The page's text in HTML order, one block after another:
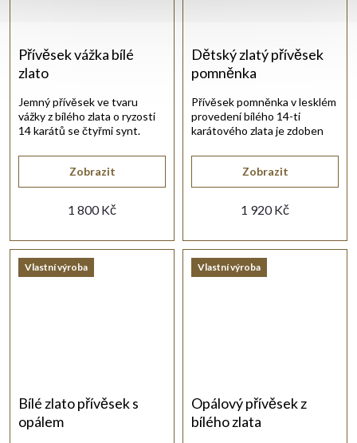
Přívěsek vážka bílé
zlato
1 800 Kč
Zobrazit
Jemný přívěsek ve tvaru
vážky z bílého zlata o ryzosti
14 karátů se čtyřmi synt.
Dětský zlatý přívěsek
pomněnka
1 920 Kč
Zobrazit
Přívěsek pomněnka v lesklém
provedení bílého 14-ti
karátového zlata je zdoben
Vlastní výroba
Bílé zlato přívěsek s
opálem
Vlastní výroba
Opálový přívěsek z
bílého zlata